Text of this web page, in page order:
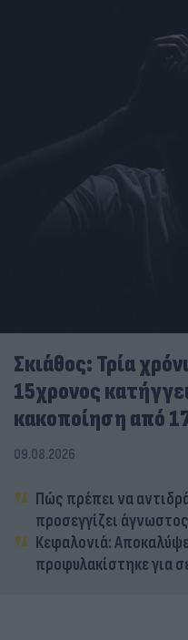
Σκιάθος: Τρία
15χρονος
κακοποίηση από
09.08.2026
Πώς πρέπει να
προσεγγίζει
Κεφαλονιά:
προφυλακίστηκε για